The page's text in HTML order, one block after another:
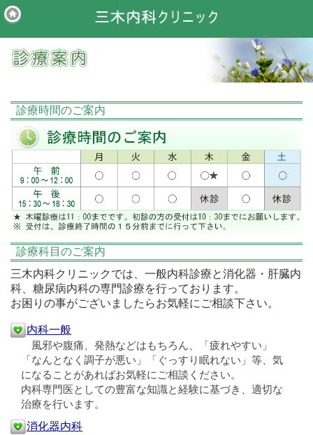
診療時間のご案内
診療科目のご案内
三木内科クリニックでは、一般内科診療と消化器・肝臓内
科、糖尿病内科の専門診療を行っております。
お困りの事がございましたらお気軽にご相談下さい。
内科一般
風邪や腹痛、発熱などはもちろん、「疲れやすい」
「なんとなく調子が悪い」「ぐっすり眠れない」等、気
になることがあればお気軽にご相談ください。
内科専門医としての豊富な知識と経験に基づき、適切な
治療を行います。
消化器内科